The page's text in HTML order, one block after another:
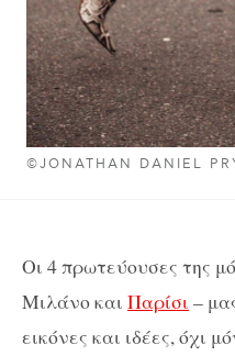
©JONATHAN DANIEL
Οι 4 πρωτεύουσες της
Μιλάνο και Παρίσι –
εικόνες και ιδέες, όχι